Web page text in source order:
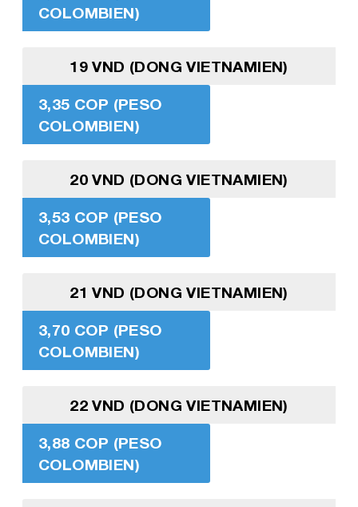
COLOMBIEN)
19 VND (DONG VIETNAMIEN)
3,35 COP (PESO
COLOMBIEN)
20 VND (DONG VIETNAMIEN)
3,53 COP (PESO
COLOMBIEN)
21 VND (DONG VIETNAMIEN)
3,70 COP (PESO
COLOMBIEN)
22 VND (DONG VIETNAMIEN)
3,88 COP (PESO
COLOMBIEN)